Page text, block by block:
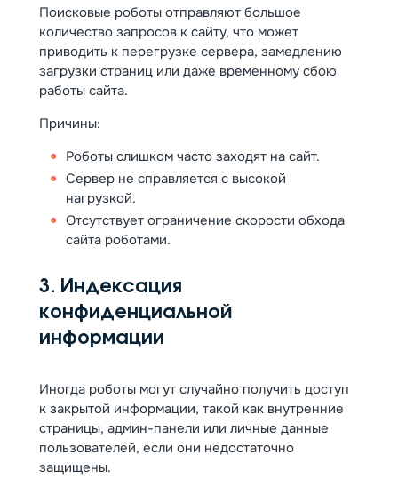
Поисковые роботы отправляют большое
количество запросов к сайту, что может
приводить к перегрузке сервера, замедлению
загрузки страниц или даже временному сбою
работы сайта.
Причины:
Роботы слишком часто заходят на сайт.
Сервер не справляется с высокой
нагрузкой.
Отсутствует ограничение скорости обхода
сайта роботами.
3. Индексация
конфиденциальной
информации
Иногда роботы могут случайно получить доступ
к закрытой информации, такой как внутренние
страницы, админ-панели или личные данные
пользователей, если они недостаточно
защищены.